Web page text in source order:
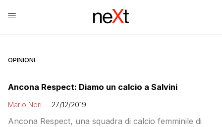
OPINIONI
Ancona Respect: Diamo un calcio a Salvini
Mario Neri 27/12/2019
Ancona Respect, una squadra di calcio femminile di